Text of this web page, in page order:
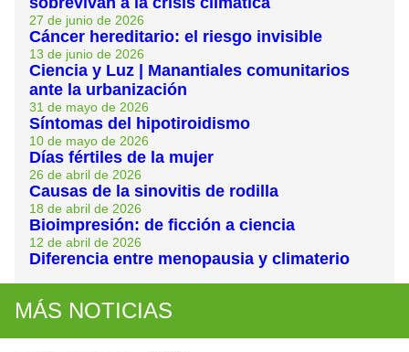
27 de junio de 2026
Cáncer hereditario: el riesgo invisible
13 de junio de 2026
Ciencia y Luz | Manantiales comunitarios
ante la urbanización
31 de mayo de 2026
Síntomas del hipotiroidismo
10 de mayo de 2026
Días fértiles de la mujer
26 de abril de 2026
Causas de la sinovitis de rodilla
18 de abril de 2026
Bioimpresión: de ficción a ciencia
12 de abril de 2026
Diferencia entre menopausia y climaterio
MÁS NOTICIAS